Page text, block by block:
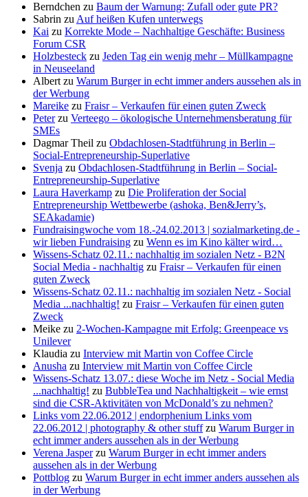
Berndchen zu Baum der Warnung: Zufall oder gute PR?
Sabrin zu Auf heißen Kufen unterwegs
Kai zu Korrekte Mode – Nachhaltige Geschäfte: Business
Forum CSR
Holzbesteck zu Jeden Tag ein wenig mehr – Müllkampagne
in Neuseeland
Albert zu Warum Burger in echt immer anders aussehen als in
der Werbung
Mareike zu Fraisr – Verkaufen für einen guten Zweck
Peterzu Verteego – ökologische Unternehmensberatung für
SMEs
Dagmar Theil zu Obdachlosen-Stadtführung in Berlin –
Social-Entrepreneurship-Superlative
Svenja zu Obdachlosen-Stadtführung in Berlin – Social-
Entrepreneurship-Superlative
Laura Haverkamp zu Die Proliferation der Social
Entrepreneurship Wettbewerbe (ashoka, Ben&Jerry’s,
SEAkadamie)
Fundraisingwoche vom 18.-24.02.2013 | sozialmarketing.de -
wir lieben Fundraising zu Wenn es im Kino kälter wird…
Wissens-Schatz 02.11.: nachhaltig im sozialen Netz - B2N
Social Media - nachhaltig zu Fraisr – Verkaufen für einen
guten Zweck
Wissens-Schatz 02.11.: nachhaltig im sozialen Netz - Social
Media ...nachhaltig! zu Fraisr – Verkaufen für einen guten
Zweck
Meike zu 2-Wochen-Kampagne mit Erfolg: Greenpeace vs
Unilever
Klaudia zu Interview mit Martin von Coffee Circle
Anusha zu Interview mit Martin von Coffee Circle
Wissens-Schatz 13.07.: diese Woche im Netz - Social Media
...nachhaltig! zu BubbleTea und Nachhaltigkeit – wie ernst
sind die CSR-Aktivitäten von McDonald’s zu nehmen?
Links vom 22.06.2012 | endorphenium Links vom
22.06.2012 | photography & other stuffzu Warum Burger in
echt immer anders aussehen als in der Werbung
Verena Jasperzu Warum Burger in echt immer anders
aussehen als in der Werbung
Pottblog zu Warum Burger in echt immer anders aussehen als
in der Werbung